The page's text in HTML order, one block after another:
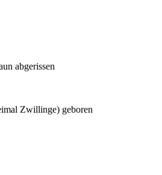
abgerissen
Zwillinge) geboren